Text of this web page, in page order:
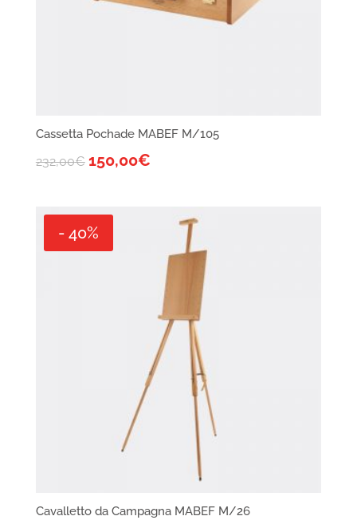
Cassetta Pochade MABEF M/105
232,00€ 150,00€
- 40%
Cavalletto da Campagna MABEF M/26